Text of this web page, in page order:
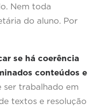
Nem toda
do aluno. Por
se há coerência
conteúdos e
ser trabalhado em
textos e resolução